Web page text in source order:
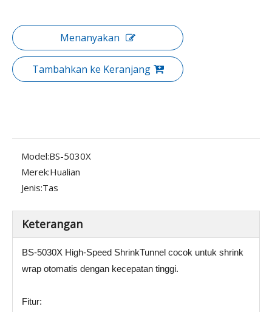
Menanyakan
Tambahkan ke Keranjang
Model:BS-5030X
Merek:Hualian
Jenis:Tas
Keterangan
BS-5030X High-Speed ​​ShrinkTunnel cocok untuk shrink
wrap otomatis dengan kecepatan tinggi.
Fitur: